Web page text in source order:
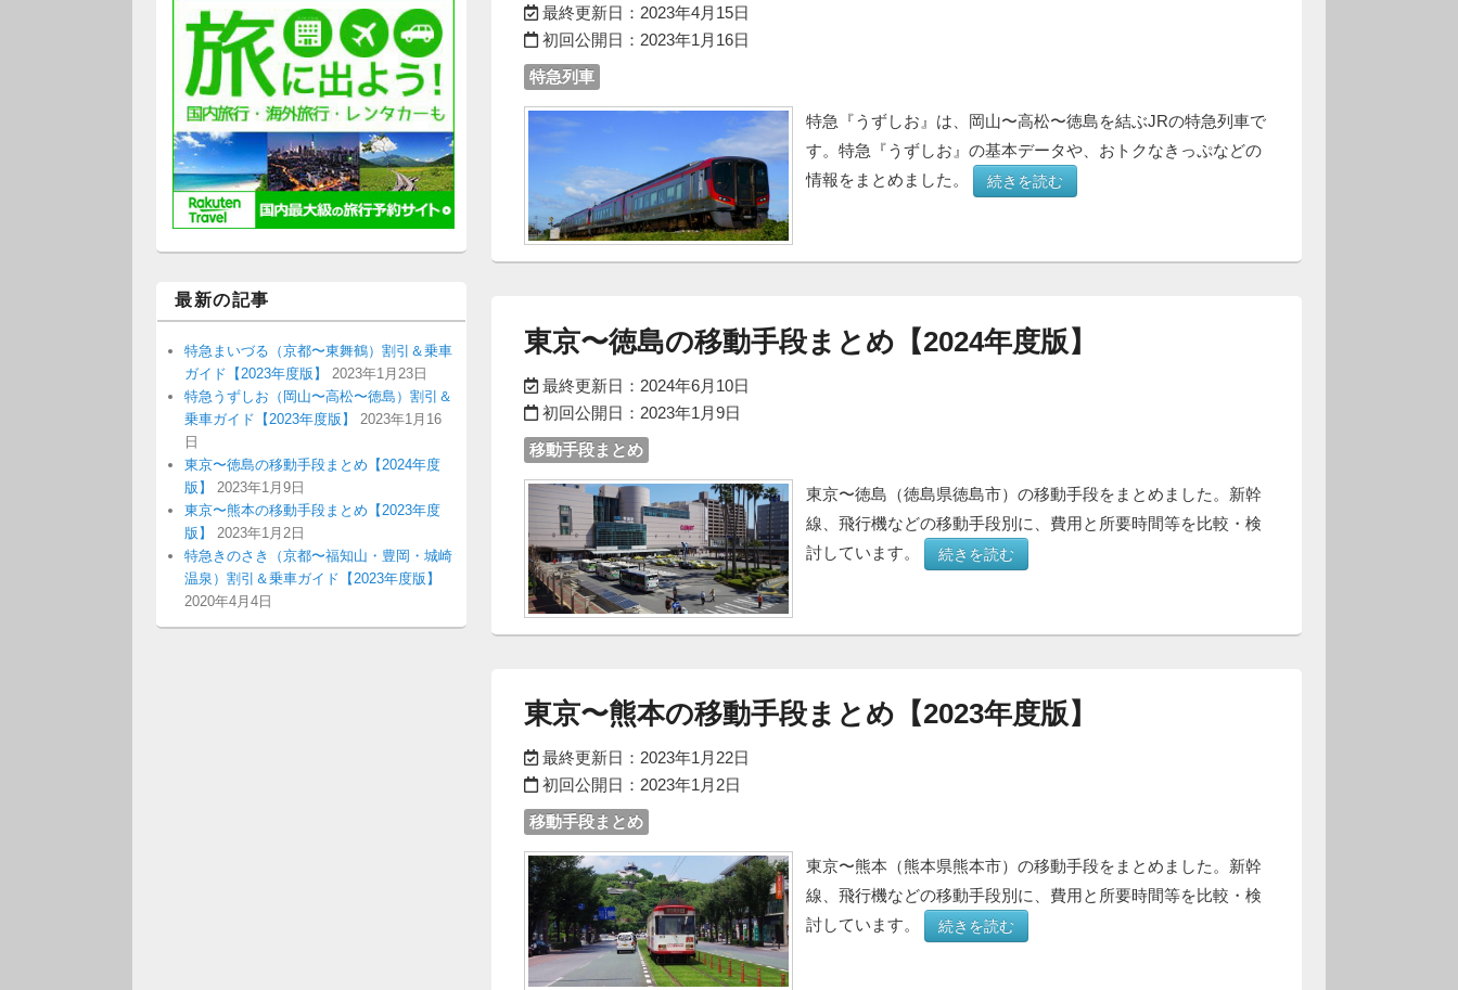
最終更新日： 2023年4月15日
初回公開日： 2023年1月16日
特急列車
特急『うずしお』は、岡山〜高松〜徳島を結ぶJRの特急列車で
す。特急『うずしお』の基本データや、おトクなきっぷなどの
情報をまとめました。
続きを読む
東京〜徳島の移動手段まとめ【2024年度版】
最終更新日： 2024年6月10日
初回公開日： 2023年1月9日
移動手段まとめ
東京〜徳島（徳島県徳島市）の移動手段をまとめました。新幹
線、飛行機などの移動手段別に、費用と所要時間等を比較・検
討しています。
続きを読む
東京〜熊本の移動手段まとめ【2023年度版】
最終更新日： 2023年1月22日
初回公開日： 2023年1月2日
移動手段まとめ
東京〜熊本（熊本県熊本市）の移動手段をまとめました。新幹
線、飛行機などの移動手段別に、費用と所要時間等を比較・検
討しています。
続きを読む
最新の記事
特急まいづる（京都〜東舞鶴）割引＆乗車
ガイド【2023年度版】
2023年1月23日
特急うずしお（岡山〜高松〜徳島）割引＆
乗車ガイド【2023年度版】
2023年1月16
日
東京〜徳島の移動手段まとめ【2024年度
版】
2023年1月9日
東京〜熊本の移動手段まとめ【2023年度
版】
2023年1月2日
特急きのさき（京都〜福知山・豊岡・城崎
温泉）割引＆乗車ガイド【2023年度版】
2020年4月4日